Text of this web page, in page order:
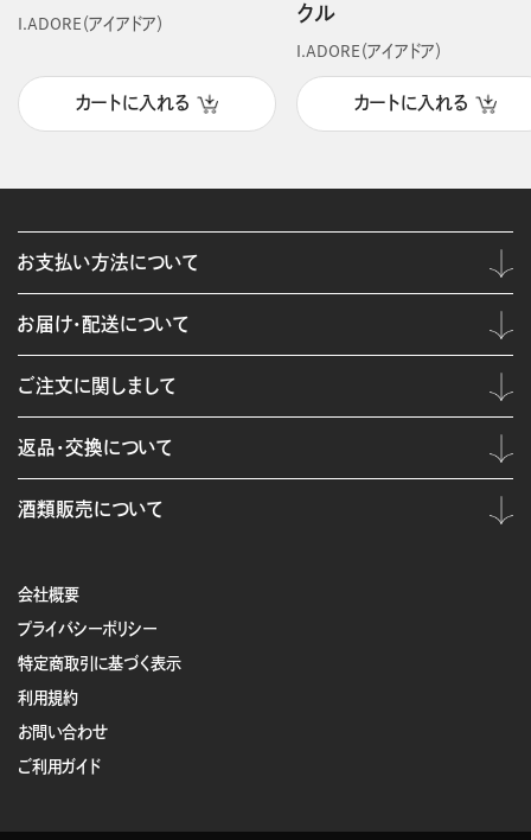
I.ADORE（アイアドア）
カートに入れる
クル
I.ADORE（アイアドア）
カートに入れる
会社概要
プライバシーポリシー
特定商取引に基づく表示
利用規約
お問い合わせ
ご利用ガイド
お支払い方法について
お届け・配送について
ご注文に関しまして
返品・交換について
酒類販売について